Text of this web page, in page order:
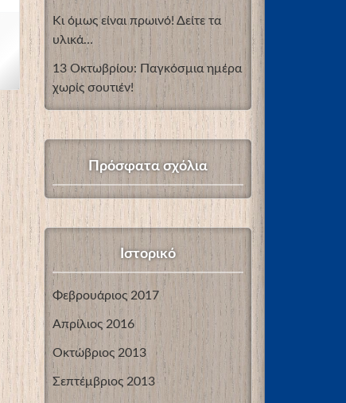
Κι όμως είναι πρωινό! Δείτε τα
υλικά…
13 Οκτωβρίου: Παγκόσμια ημέρα
χωρίς σουτιέν!
Πρόσφατα σχόλια
Ιστορικό
Φεβρουάριος 2017
Απρίλιος 2016
Οκτώβριος 2013
Σεπτέμβριος 2013